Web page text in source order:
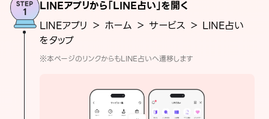
LINEアプリから「LINE占い」を開く
LINEアプリ ＞ ホーム ＞ サービス ＞ LINE占い
をタップ
※本ページのリンクからもLINE占いへ遷移します